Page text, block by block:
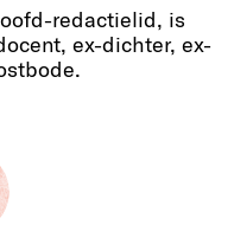
redactielid, is
ex-dichter, ex-